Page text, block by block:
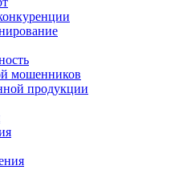
мошенников
продукции